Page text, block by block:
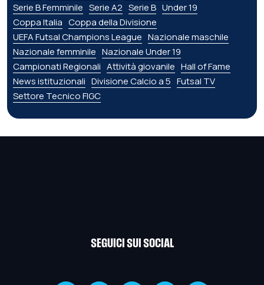
Serie B Femminile Serie A2 Serie B Under 19
Coppa Italia Coppa della Divisione
UEFA Futsal Champions League Nazionale maschile
Nazionale femminile Nazionale Under 19
Campionati Regionali Attività giovanile Hall of Fame
News istituzionali Divisione Calcio a 5 Futsal TV
Settore Tecnico FIGC
SEGUICI SUI SOCIAL